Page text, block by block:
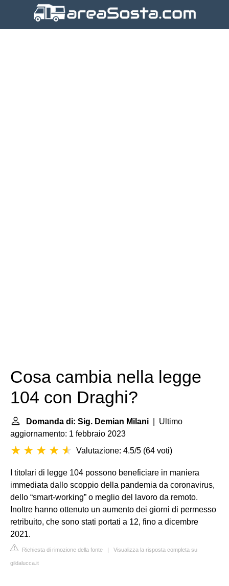
Cosa cambia nella legge
104 con Draghi?
Domanda di: Sig. Demian Milani | Ultimo
aggiornamento: 1 febbraio 2023
Valutazione: 4.5/5 (64 voti)
I titolari di legge 104 possono beneficiare in maniera
immediata dallo scoppio della pandemia da coronavirus,
dello “smart-working” o meglio del lavoro da remoto.
Inoltre hanno ottenuto un aumento dei giorni di permesso
retribuito, che sono stati portati a 12, fino a dicembre
2021.
Richiesta di rimozione della fonte | Visualizza la risposta completa su
gildalucca.it